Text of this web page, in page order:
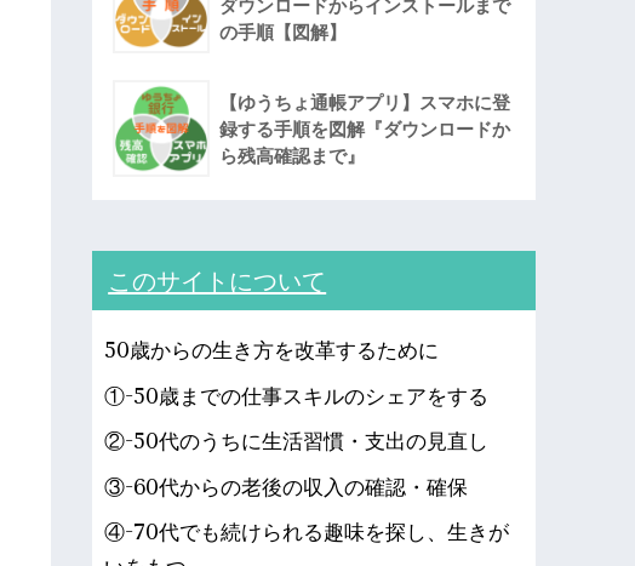
ダウンロードからインストールまで
の手順【図解】
【ゆうちょ通帳アプリ】スマホに登
録する手順を図解『ダウンロードか
ら残高確認まで』
このサイトについて
50歳からの生き方を改革するために
①-50歳までの仕事スキルのシェアをする
②-50代のうちに生活習慣・支出の見直し
③-60代からの老後の収入の確認・確保
④-70代でも続けられる趣味を探し、生きが